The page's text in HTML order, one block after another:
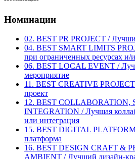
Номинации
02. BEST PR PROJECT /
04. BEST SMART LIMITS
при ограниченных ресурсах и/
06. BEST LOCAL EVENT /
мероприятие
11. BEST CREATIVE
проект
12. BEST COLLABORATION,
INTEGRATION / Лучшая
или интеграция
15. BEST DIGITAL
платформа
16. BEST DESIGN CRAFT &
AMBIENT / Лучший дизайн-